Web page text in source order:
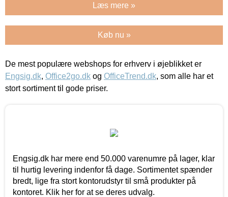
Læs mere »
Køb nu »
De mest populære webshops for erhverv i øjeblikket er
Engsig.dk, Office2go.dk og OfficeTrend.dk, som alle har et
stort sortiment til gode priser.
Engsig.dk har mere end 50.000 varenumre på lager, klar
til hurtig levering indenfor få dage. Sortimentet spænder
bredt, lige fra stort kontorudstyr til små produkter på
kontoret. Klik her for at se deres udvalg.